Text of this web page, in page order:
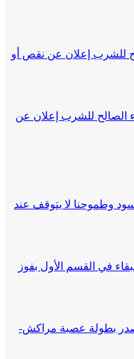
للشرب إعلان عن نقص أو
الصالح للشرب إعلان عن
وطموحنا لا يتوقف عند
في القسم الأول بفوز
بطولة عصبة مراكش-